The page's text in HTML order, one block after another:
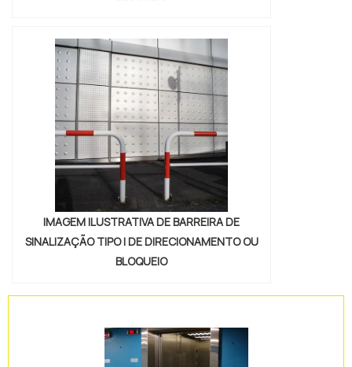
IMAGEM ILUSTRATIVA DE BARREIRA DE
SINALIZAÇÃO TIPO I DE DIRECIONAMENTO OU
BLOQUEIO